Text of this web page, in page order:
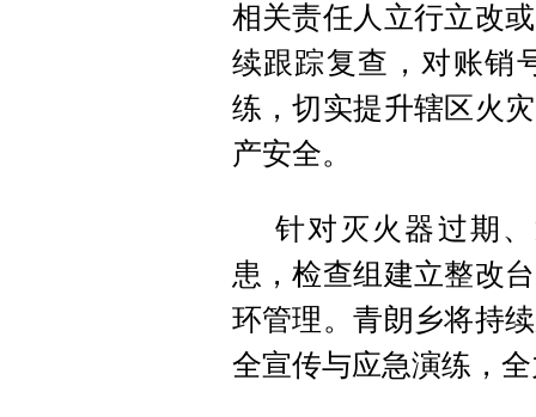
相关责任人立行立改
续跟踪复查，对账销
练，切实提升辖区火
产安全。
针对灭火器过期
患，检查组建立整改
环管理。青朗乡将持
全宣传与应急演练，